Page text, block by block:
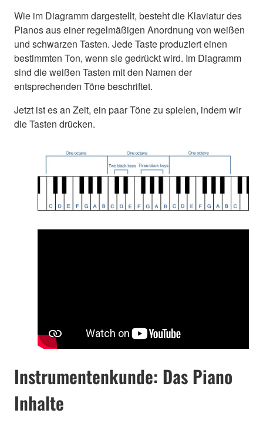
Wie im Diagramm dargestellt, besteht die Klaviatur des
Pianos aus einer regelmäßigen Anordnung von weißen
und schwarzen Tasten. Jede Taste produziert einen
bestimmten Ton, wenn sie gedrückt wird. Im Diagramm
sind die weißen Tasten mit den Namen der
entsprechenden Töne beschriftet.
Jetzt ist es an Zeit, ein paar Töne zu spielen, indem wir
die Tasten drücken.
Instrumentenkunde: Das Piano
Inhalte